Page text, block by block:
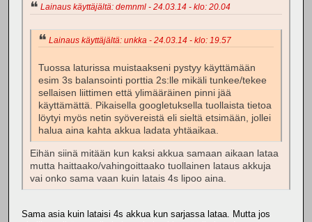
Lainaus käyttäjältä: demnml - 24.03.14 - klo: 20.04
Lainaus käyttäjältä: unkka - 24.03.14 - klo: 19.57
Tuossa laturissa muistaakseni pystyy käyttämään
esim 3s balansointi porttia 2s:lle mikäli tunkee/tekee
sellaisen liittimen että ylimääräinen pinni jää
käyttämättä. Pikaisella googletuksella tuollaista tietoa
löytyi myös netin syövereistä eli sieltä etsimään, jollei
halua aina kahta akkua ladata yhtäaikaa.
Eihän siinä mitään kun kaksi akkua samaan aikaan lataa
mutta haittaako/vahingoittaako tuollainen lataus akkuja
vai onko sama vaan kuin latais 4s lipoo aina.
Sama asia kuin lataisi 4s akkua kun sarjassa lataa. Mutta jos